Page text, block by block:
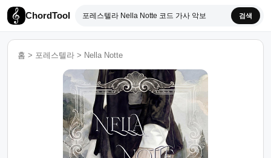
ChordTool 검색
홈 > 포레스텔라 > Nella Notte